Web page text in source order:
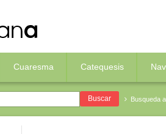
Cuaresma Catequesis
Busqueda